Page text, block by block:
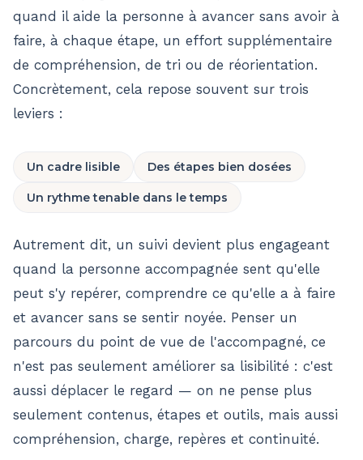
quand il aide la personne à avancer sans avoir à
faire, à chaque étape, un effort supplémentaire
de compréhension, de tri ou de réorientation.
Concrètement, cela repose souvent sur trois
leviers :
Un cadre lisible Des étapes bien dosées
Un rythme tenable dans le temps
Autrement dit, un suivi devient plus engageant
quand la personne accompagnée sent qu'elle
peut s'y repérer, comprendre ce qu'elle a à faire
et avancer sans se sentir noyée. Penser un
parcours du point de vue de l'accompagné, ce
n'est pas seulement améliorer sa lisibilité : c'est
aussi déplacer le regard — on ne pense plus
seulement contenus, étapes et outils, mais aussi
compréhension, charge, repères et continuité.